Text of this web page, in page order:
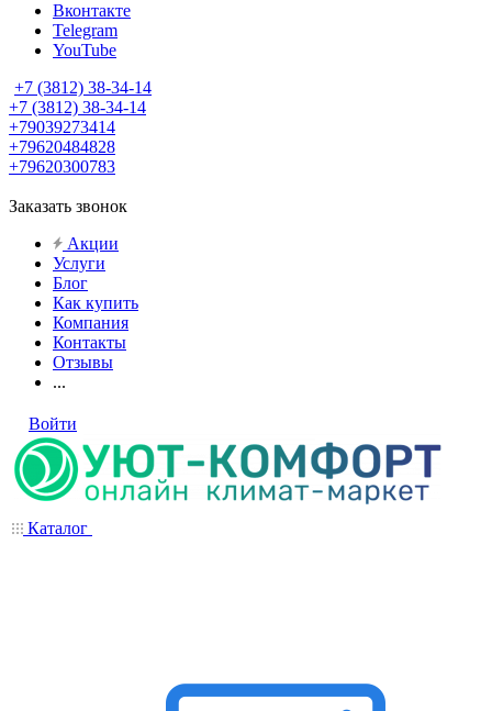
Вконтакте
Telegram
YouTube
+7 (3812) 38-34-14
+7 (3812) 38-34-14
+79039273414
+79620484828
+79620300783
Заказать звонок
Акции
Услуги
Блог
Как купить
Компания
Контакты
Отзывы
...
Войти
Каталог